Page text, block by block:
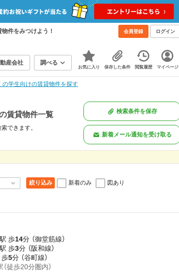
件をみつけよう！ 会員登録 ログイン
産会社 調べる
お気に入り 保存した条件 閲覧履歴 マイページ
の学生向けの賃貸物件を探す
賃貸物件一覧
できます。
検索条件を保存
新着メール通知を受け取る
絞り込み 新着のみ 図あり
歩14分 （御堂筋線）
歩3分 （阪和線）
歩5分 （谷町線）
徒歩20分圏内）